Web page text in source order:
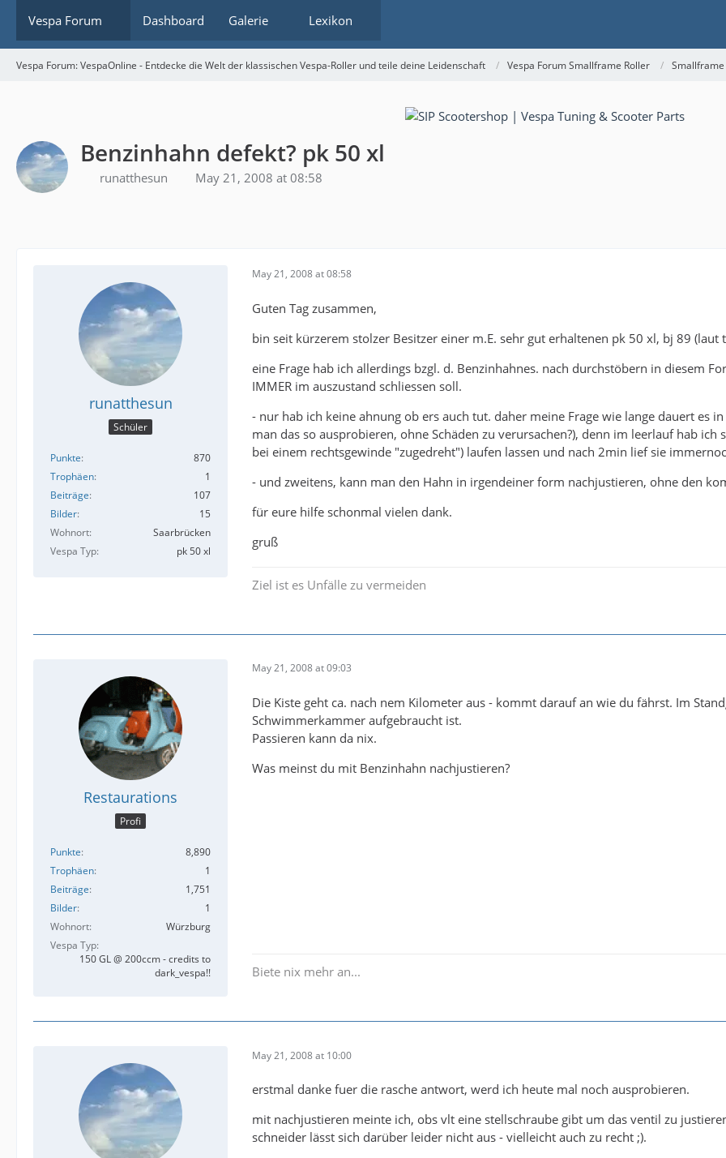
Vespa Forum Dashboard Galerie Lexikon
Vespa Forum: VespaOnline - Entdecke die Welt der klassischen Vespa-Roller und teile deine Leidenschaft Vespa Forum Smallframe Roller
Benzinhahn defekt? pk 50 xl
runatthesun May 21, 2008 at 08:58
runatthesun
Schüler
Punkte
870
Trophäen
1
Beiträge
107
Bilder
15
Wohnort
Saarbrücken
Vespa Typ
pk 50 xl
May 21, 2008 at 08:58
Guten Tag zusammen,
bin seit kürzerem stolzer Besitzer einer m.E. sehr gut erhaltenen pk 50 xl, bj 89 (laut
eine Frage hab ich allerdings bzgl. d. Benzinhahnes. nach durchstöbern in diesem
IMMER im auszustand schliessen soll.
- nur hab ich keine ahnung ob ers auch tut. daher meine Frage wie lange dauert es
man das so ausprobieren, ohne Schäden zu verursachen?), denn im leerlauf hab
bei einem rechtsgewinde "zugedreht") laufen lassen und nach 2min lief sie
- und zweitens, kann man den Hahn in irgendeiner form nachjustieren, ohne den
für eure hilfe schonmal vielen dank.
gruß
Ziel ist es Unfälle zu vermeiden
Restaurations
Profi
Punkte
8,890
Trophäen
1
Beiträge
1,751
Bilder
1
Wohnort
Würzburg
Vespa Typ
150 GL @ 200ccm - credits to
dark_vespa!!
May 21, 2008 at 09:03
Die Kiste geht ca. nach nem Kilometer aus - kommt darauf an wie du fährst. Im
Schwimmerkammer aufgebraucht ist.
Passieren kann da nix.
Was meinst du mit Benzinhahn nachjustieren?
Biete nix mehr an...
May 21, 2008 at 10:00
erstmal danke fuer die rasche antwort, werd ich heute mal noch ausprobieren.
mit nachjustieren meinte ich, obs vlt eine stellschraube gibt um das ventil zu
schneider lässt sich darüber leider nicht aus - vielleicht auch zu recht ;).